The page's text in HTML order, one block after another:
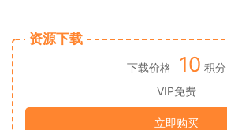
资源下载
下载价格 10 积分
VIP免费
立即购买